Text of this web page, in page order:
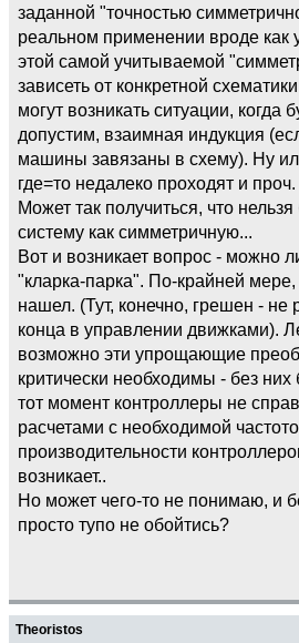
заданной "точностью
реальном применении вроде как
этой самой учитываемой
зависеть от конкретной
могут возникать ситуации, когда
допустим, взаимная индукция
машины завязаны в схему). Ну
где=то недалеко проходят и проч.
Может так получиться, что
систему как симметричную...
Вот и возникает вопрос - можно
"кларка-парка". По-крайней
нашел. (Тут, конечно, грешен - не
конца в управлении движками).
возможно эти упрощающие
критически необходимы - без
тот момент контроллеры не
расчетами с необходимой
производительности
возникает..
Но может чего-то не понимаю, и
просто тупо не обойтись?
Theoristos